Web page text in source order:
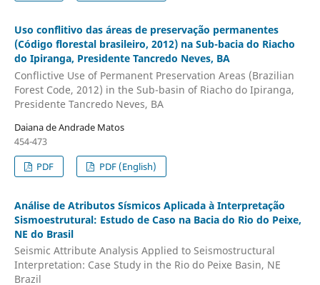
Uso conflitivo das áreas de preservação permanentes
(Código florestal brasileiro, 2012) na Sub-bacia do Riacho
do Ipiranga, Presidente Tancredo Neves, BA
Conflictive Use of Permanent Preservation Areas (Brazilian
Forest Code, 2012) in the Sub-basin of Riacho do Ipiranga,
Presidente Tancredo Neves, BA
Daiana de Andrade Matos
454-473
PDF
PDF (English)
Análise de Atributos Sísmicos Aplicada à Interpretação
Sismoestrutural: Estudo de Caso na Bacia do Rio do Peixe,
NE do Brasil
Seismic Attribute Analysis Applied to Seismostructural
Interpretation: Case Study in the Rio do Peixe Basin, NE
Brazil